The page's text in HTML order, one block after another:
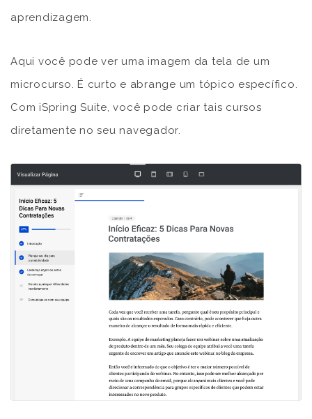
aprendizagem.
Aqui você pode ver uma imagem da tela de um
microcurso. É curto e abrange um tópico específico.
Com iSpring Suite, você pode criar tais cursos
diretamente no seu navegador.